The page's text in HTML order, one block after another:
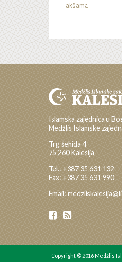
akšama
Islamska zajednica u
Medžlis Islamske
Trg šehida 4
75 260 Kalesija
Tel.: +387 35 631 132
Fax: +387 35 631 990
Email:
Copyright © 2016 Medžlis